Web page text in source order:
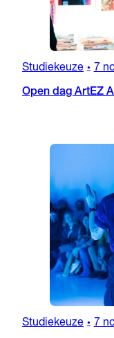
Studiekeuze • 7
Open dag ArtEZ
Studiekeuze • 7